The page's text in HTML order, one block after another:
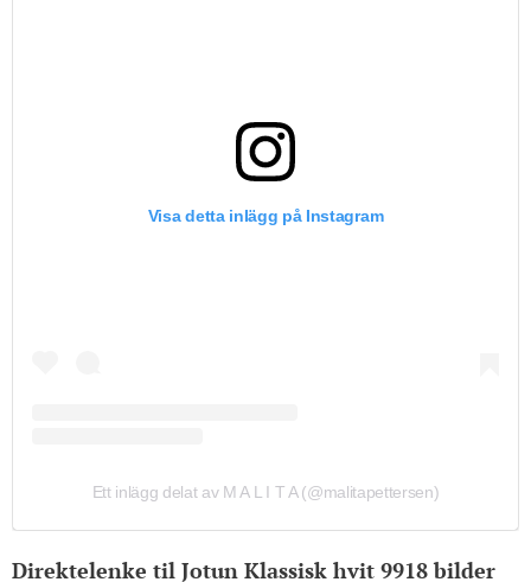
Visa detta inlägg på Instagram
Ett inlägg delat av M A L I T A (@malitapettersen)
Direktelenke til Jotun Klassisk hvit 9918 bilder